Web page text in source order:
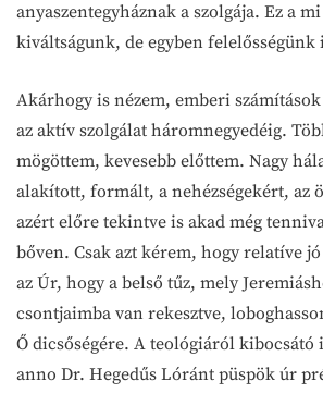
anyaszentegyháznak a szolgája. Ez a
kiváltságunk, de egyben felelősségünk
Akárhogy is nézem, emberi
az aktív szolgálat háromnegyedéig.
mögöttem, kevesebb előttem. Nagy
alakított, formált, a nehézségekért, az
azért előre tekintve is akad még
bőven. Csak azt kérem, hogy relatíve jó
az Úr, hogy a belső tűz, mely
csontjaimba van rekesztve,
Ő dicsőségére. A teológiáról kibocsátó
anno Dr. Hegedűs Lóránt püspök úr